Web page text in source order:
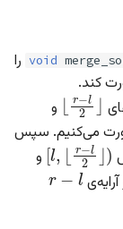
void را
کند.⌊
r−l2
⌋ و
می‌کنیم. سپس
[
l,⌊r−l2⌋
)و r− l